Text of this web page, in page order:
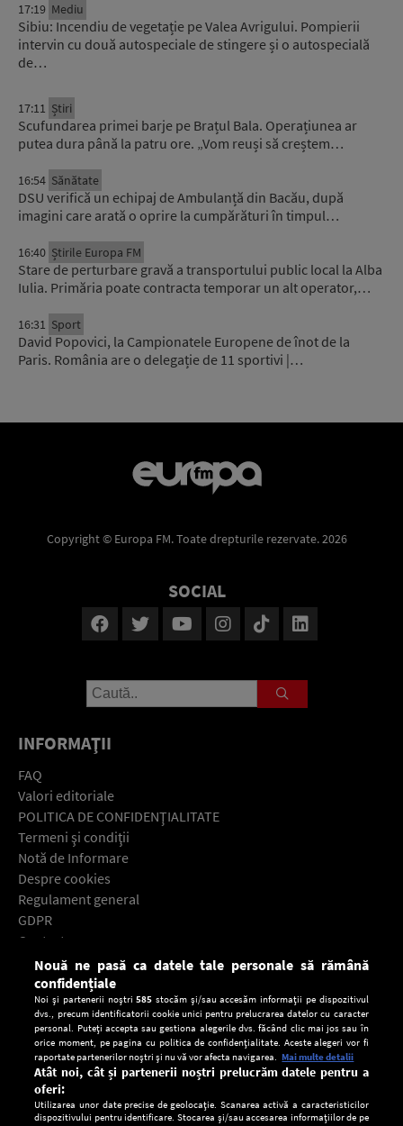
17:19 Mediu
Sibiu: Incendiu de vegetație pe Valea Avrigului. Pompierii
intervin cu două autospeciale de stingere și o autospecială
de…
17:11 Știri
Scufundarea primei barje pe Brațul Bala. Operațiunea ar
putea dura până la patru ore. „Vom reuși să creștem…
16:54 Sănătate
DSU verifică un echipaj de Ambulanță din Bacău, după
imagini care arată o oprire la cumpărături în timpul…
16:40 Știrile Europa FM
Stare de perturbare gravă a transportului public local la Alba
Iulia. Primăria poate contracta temporar un alt operator,…
16:31 Sport
David Popovici, la Campionatele Europene de înot de la
Paris. România are o delegație de 11 sportivi |…
Copyright © Europa FM. Toate drepturile rezervate. 2026
SOCIAL
INFORMAŢII
FAQ
Valori editoriale
POLITICA DE CONFIDENŢIALITATE
Termeni şi condiţii
Notă de Informare
Despre cookies
Regulament general
GDPR
Contact
Descarcă gratuit aplicaţia Europa FM pentru smartphone:
Nouă ne pasă ca datele tale personale să rămână
confidențiale
Noi și partenerii noștri585 stocăm și/sau accesăm informații pe dispozitivul
dvs., precum identificatorii cookie unici pentru prelucrarea datelor cu caracter
personal. Puteți accepta sau gestiona alegerile dvs. făcând clic mai jos sau în
orice moment, pe pagina cu politica de confidențialitate. Aceste alegeri vor fi
raportate partenerilor noștri și nu vă vor afecta navigarea. Mai multe detalii
Atât noi, cât și partenerii noștri prelucrăm datele pentru a
oferi:
Utilizarea unor date precise de geolocație. Scanarea activă a caracteristicilor
dispozitivului pentru identificare. Stocarea și/sau accesarea informațiilor de pe